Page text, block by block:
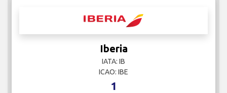
Iberia
IATA: IB
ICAO: IBE
1